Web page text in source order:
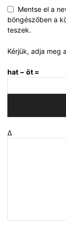
Mentse el a
böngészőben a
teszek.
Kérjük, adja meg
hat − öt =
Δ